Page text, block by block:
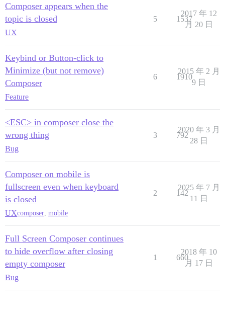
Composer appears when the
topic is closed
UX
5 1537
2017 年 12
月 20 日
Keybind or Button-click to
Minimize (but not remove)
Composer
Feature
6 1910
2015 年 2 月
9 日
<ESC> in composer close the
wrong thing
Bug
3 792
2020 年 3 月
28 日
Composer on mobile is
fullscreen even when keyboard
is closed
UXcomposer, mobile
2 142
2025 年 7 月
11 日
Full Screen Composer continues
to hide overflow after closing
empty composer
Bug
1 660
2018 年 10
月 17 日